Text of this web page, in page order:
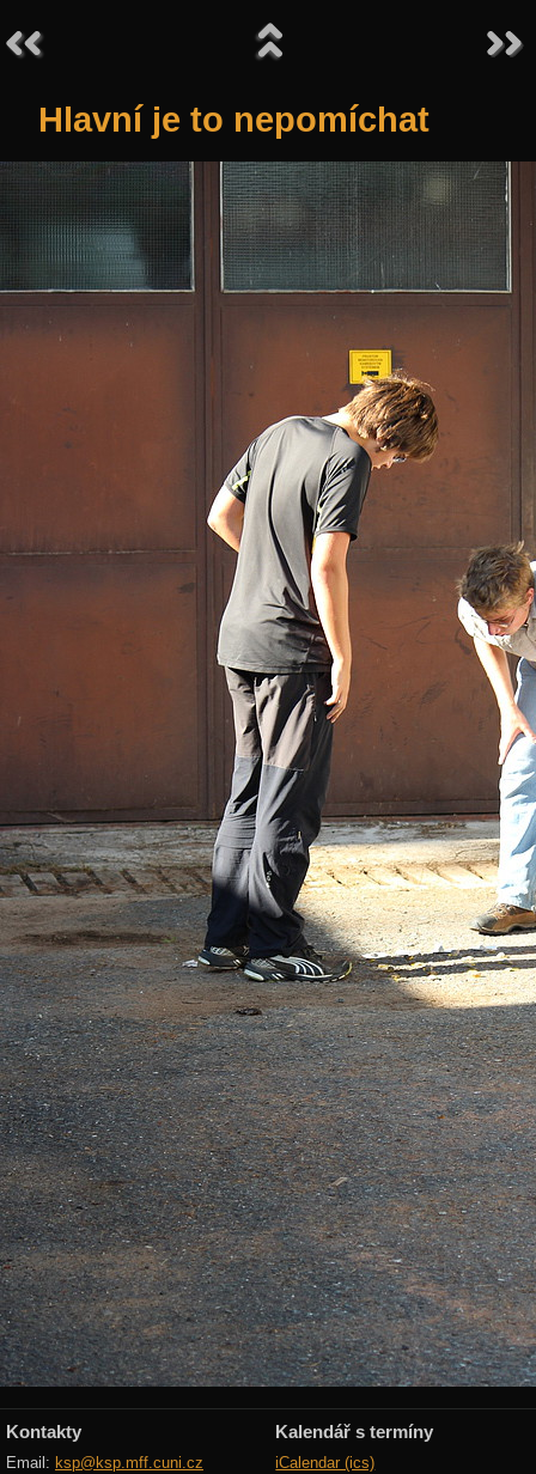
Hlavní je to nepomíchat
Kontakty
Email: ksp@ksp.mff.cuni.cz
Kalendář s termíny
iCalendar (ics)